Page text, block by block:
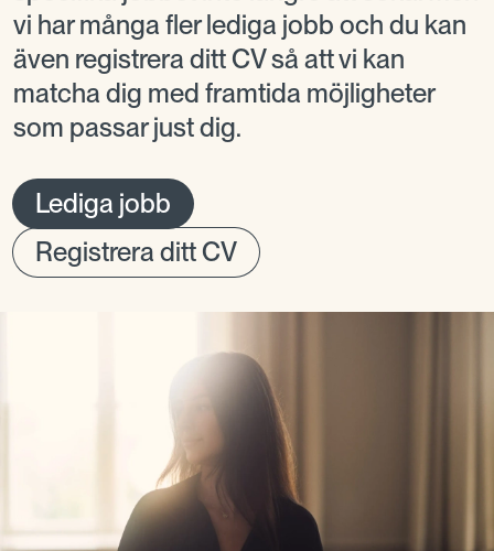
vi har många fler lediga jobb och du kan
även registrera ditt CV så att vi kan
matcha dig med framtida möjligheter
som passar just dig.
Lediga jobb
Registrera ditt CV